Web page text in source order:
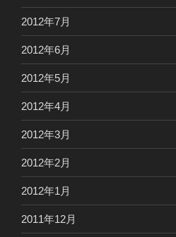
2012年7月
2012年6月
2012年5月
2012年4月
2012年3月
2012年2月
2012年1月
2011年12月